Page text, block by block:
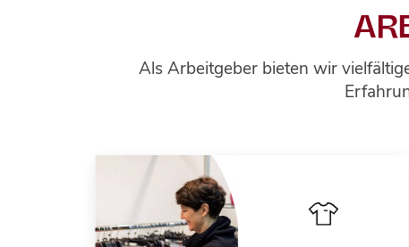
Als Arbeitgeber bieten wir